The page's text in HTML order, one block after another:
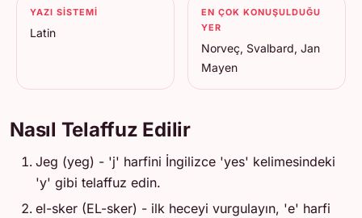
YAZI SISTEMI
Latin
EN ÇOK KONUŞULDUĞU
YER
Norveç, Svalbard, Jan
Mayen
Nasıl Telaffuz Edilir
Jeg (yeg) - 'j' harfini İngilizce 'yes' kelimesindeki
'y' gibi telaffuz edin.
el-sker (EL-sker) - ilk heceyi vurgulayın, 'e' harfi